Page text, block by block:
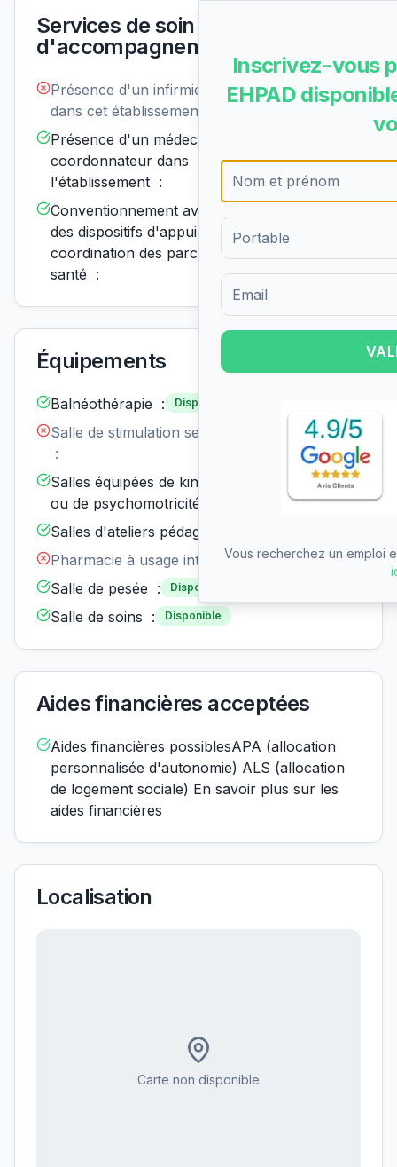
Services de soin et
d'accompagnement
Présence d'un infirmier de nuit
dans cet établissement :
Non
disponible
Présence d'un médecin
coordonnateur dans
l'établissement :
Conventionnement avec un ou
des dispositifs d'appui à la
coordination des parcours de
santé :
Équipements
Balnéothérapie : Disponible
Salle de stimulation sensorielle
:
disponible
Salles équipées de kinésithérapie
ou de psychomotricité :
Disponible
Salles d'ateliers pédagogiques :
Pharmacie à usage interne : Non disponible
Salle de pesée : Disponible
Salle de soins : Disponible
Aides financières acceptées
Aides financières possiblesAPA (allocation
personnalisée d'autonomie) ALS (allocation
de logement sociale) En savoir plus sur les
aides financières
Localisation
Carte non disponible
Inscrivez-vous
EHPAD
Formulaire d'inscription pour
Vous recherchez un emploi